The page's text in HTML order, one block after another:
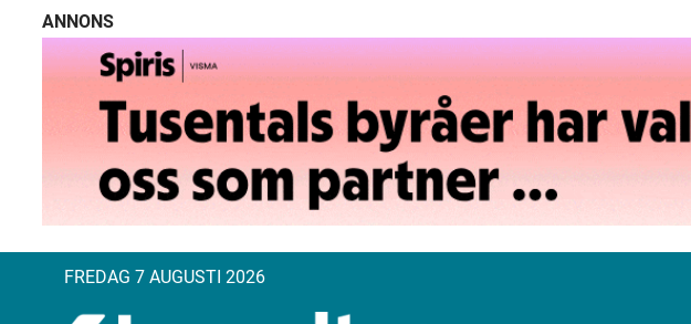
ANNONS
FREDAG 7 AUGUSTI 2026